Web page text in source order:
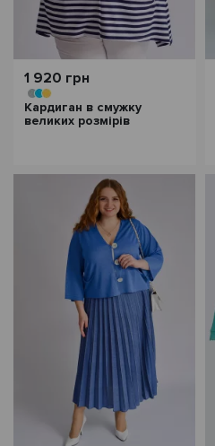
1 920 грн
Кардиган в смужку
великих розмірів